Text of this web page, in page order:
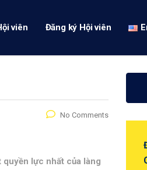
viên Đăng ký Hội viên
No Comments
lực nhất của làng